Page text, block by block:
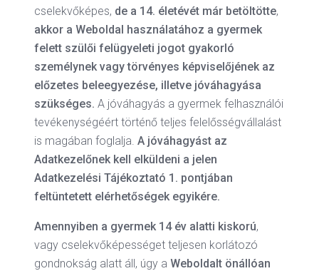
cselekvőképes, de a 14. életévét már betöltötte,
akkor a Weboldal használatához a gyermek
felett szülői felügyeleti jogot gyakorló
személynek vagy törvényes képviselőjének az
előzetes beleegyezése, illetve jóváhagyása
szükséges. A jóváhagyás a gyermek felhasználói
tevékenységéért történő teljes felelősségvállalást
is magában foglalja. A jóváhagyást az
Adatkezelőnek kell elküldeni a jelen
Adatkezelési Tájékoztató 1. pontjában
feltüntetett elérhetőségek egyikére.
Amennyiben a gyermek 14 év alatti kiskorú,
vagy cselekvőképességet teljesen korlátozó
gondnokság alatt áll, úgy a Weboldalt önállóan